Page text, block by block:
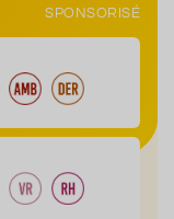
SPONSORISÉ